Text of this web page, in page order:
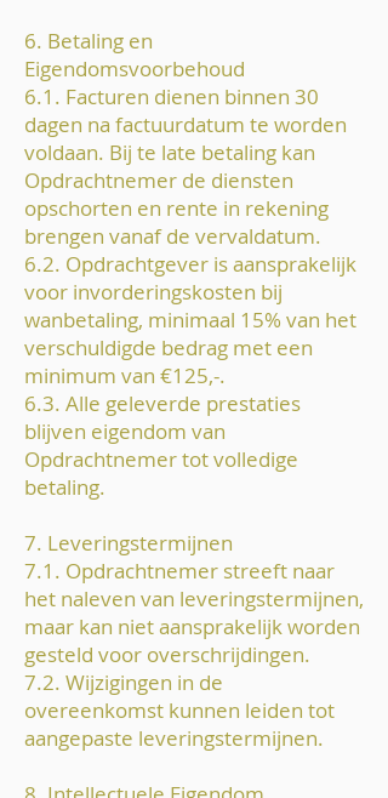
6. Betaling en
Eigendomsvoorbehoud
6.1. Facturen dienen binnen 30
dagen na factuurdatum te worden
voldaan. Bij te late betaling kan
Opdrachtnemer de diensten
opschorten en rente in rekening
brengen vanaf de vervaldatum.
6.2. Opdrachtgever is aansprakelijk
voor invorderingskosten bij
wanbetaling, minimaal 15% van het
verschuldigde bedrag met een
minimum van €125,-.
6.3. Alle geleverde prestaties
blijven eigendom van
Opdrachtnemer tot volledige
betaling.
7. Leveringstermijnen
7.1. Opdrachtnemer streeft naar
het naleven van leveringstermijnen,
maar kan niet aansprakelijk worden
gesteld voor overschrijdingen.
7.2. Wijzigingen in de
overeenkomst kunnen leiden tot
aangepaste leveringstermijnen.